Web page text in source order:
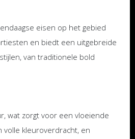
eisen op het gebied
en biedt een uitgebreide
van traditionele bold
wat zorgt voor een vloeiende
volle kleuroverdracht, en